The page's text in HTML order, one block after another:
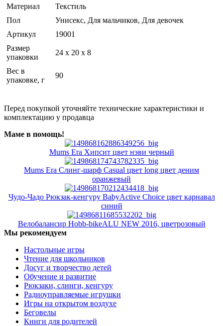
Материал
Текстиль
Пол
Унисекс, Для мальчиков, Для девочек
Артикул
19001
Размер
упаковки
24 x 20 x 8
Вес в
упаковке, г
90
Перед покупкой уточняйте технические характеристики и
комплектацию у продавца
Маме в помощь!
Mums Era Хипсит цвет нэви черный
Mums Era Слинг-шарф Casual цвет long цвет деним
оранжевый
Чудо-Чадо Рюкзак-кенгуру BabyActive Choice цвет карнавал
синий
Велобалансир Hobb-bikeALU NEW 2016, цветрозовый
Мы рекомендуем
Настольные игры
Чтение для школьников
Досуг и творчество детей
Обучение и развитие
Рюкзаки, слинги, кенгуру
Радиоуправляемые игрушки
Игры на открытом воздухе
Беговелы
Книги для родителей